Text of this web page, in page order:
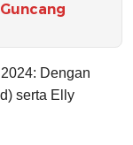
Dengan
serta Elly